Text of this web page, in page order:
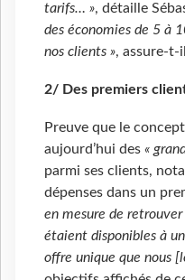
tarifs… », détaille
des économies de 5 à
nos clients », assure-t-
2/ Des premiers
Preuve que le
aujourd’hui des «
parmi ses clients,
dépenses dans un
en mesure de
étaient disponibles à
offre unique que nous